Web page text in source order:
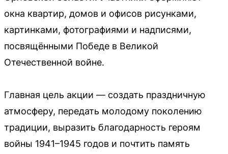
окна квартир, домов и офисов рисунками,
картинками, фотографиями и надписями,
посвящёнными Победе в Великой
Отечественной войне.
Главная цель акции — создать праздничную
атмосферу, передать молодому поколению
традиции, выразить благодарность героям
войны 1941–1945 годов и почтить память